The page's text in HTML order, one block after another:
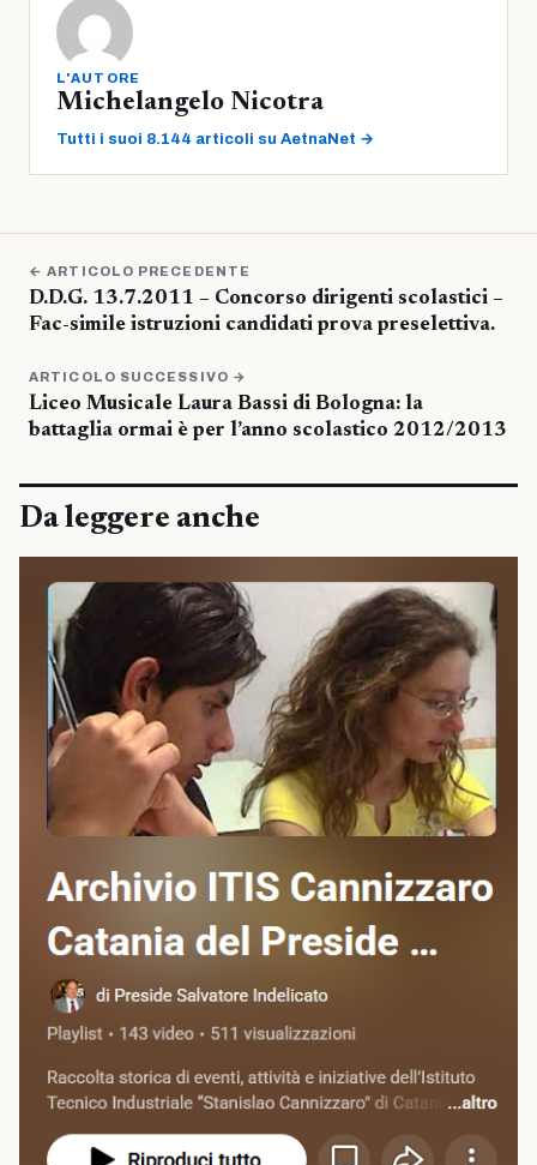
L'AUTORE
Michelangelo Nicotra
Tutti i suoi 8.144 articoli su AetnaNet →
← ARTICOLO PRECEDENTE
D.D.G. 13.7.2011 – Concorso dirigenti scolastici –
Fac-simile istruzioni candidati prova preselettiva.
ARTICOLO SUCCESSIVO →
Liceo Musicale Laura Bassi di Bologna: la
battaglia ormai è per l’anno scolastico 2012/2013
Da leggere anche